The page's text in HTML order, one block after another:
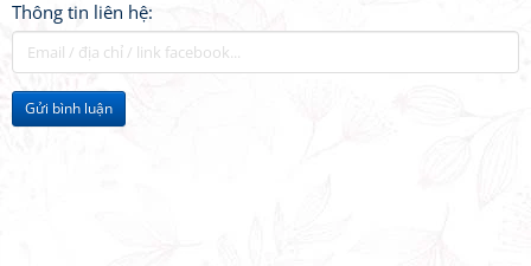
Thông tin liên hệ:
Gửi bình luận